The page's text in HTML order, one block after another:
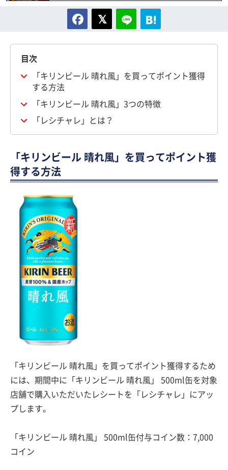
目次
「キリンビール 晴れ風」を買ってポイント獲得
する方法
「キリンビール 晴れ風」3つの特徴
「レシチャレ」とは？
「キリンビール 晴れ風」を買ってポイント獲
得する方法
「キリンビール 晴れ風」を買ってポイント獲得するため
には、期間中に「キリンビール 晴れ風」 500ml缶を対象
店舗で購入いただいたレシートを「レシチャレ」にアッ
プします。
「キリンビール 晴れ風」 500ml缶付与コイン数：7,000
コイン